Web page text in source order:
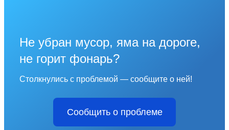
Не убран мусор, яма на дороге,
не горит фонарь?
Столкнулись с проблемой — сообщите о ней!
Сообщить о проблеме